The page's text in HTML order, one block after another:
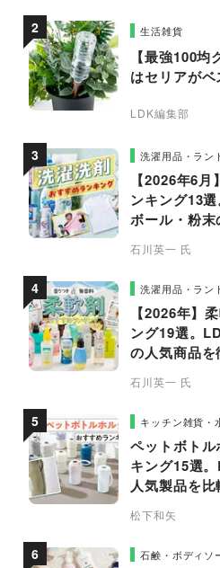
生活雑貨
【最強100
はセリアが
LDK編集部
洗濯用品・ラン
【2026年6
ンキング13
ボール・粉
石川英一 氏
洗濯用品・ラン
【2026年】
ング19選。
の人気商品を
石川英一 氏
キッチン雑貨・
ペットボト
キング15選
人気製品を比
松下和矢
石鹸・ボディソ